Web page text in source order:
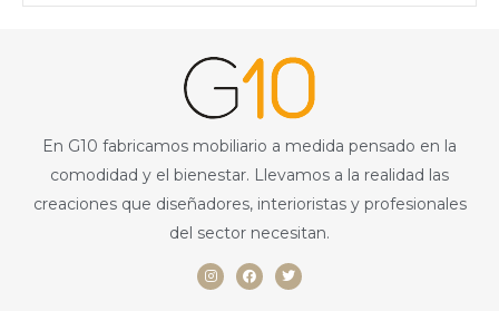
En G10 fabricamos mobiliario a medida pensado en la
comodidad y el bienestar. Llevamos a la realidad las
creaciones que diseñadores, interioristas y profesionales
del sector necesitan.
n
s
a
c
w
i